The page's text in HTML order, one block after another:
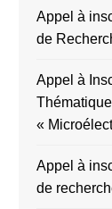
Appel à
de
Appel à
«
Appel à
de